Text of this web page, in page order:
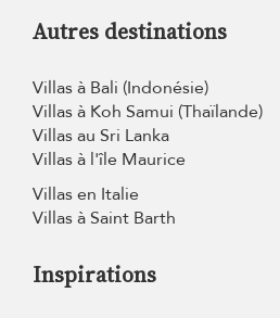
Autres destinations
Villas à Bali (Indonésie)
Villas à Koh Samui (Thaïlande)
Villas au Sri Lanka
Villas à l'île Maurice
Villas en Italie
Villas à Saint Barth
Inspirations